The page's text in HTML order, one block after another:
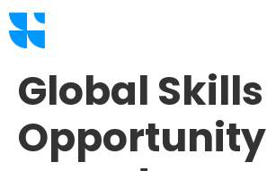
Global Skills
Opportunity